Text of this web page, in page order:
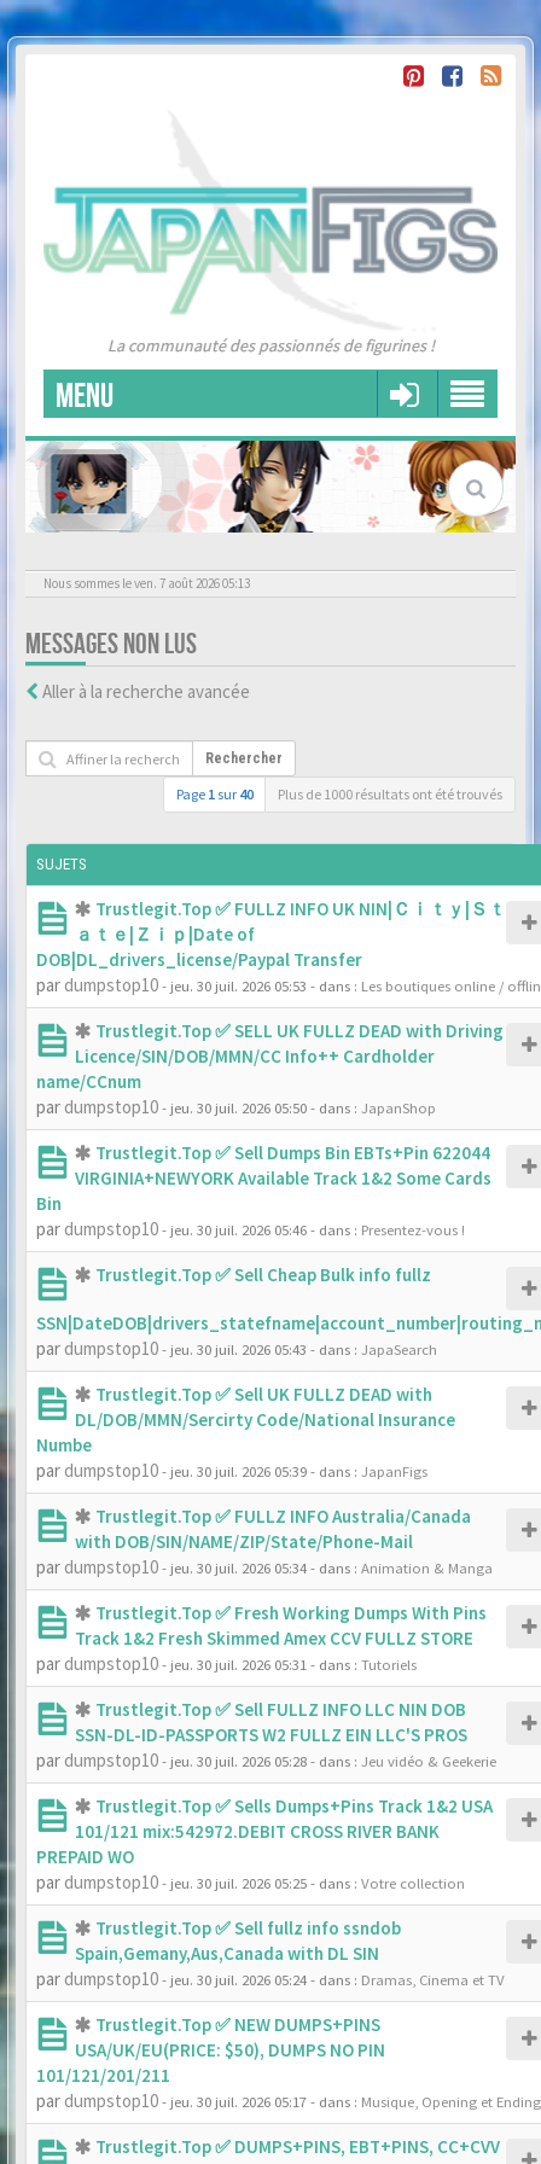
La communauté des passionnés de figurines !
MENU
Nous sommes le ven. 7 août 2026 05:13
MESSAGES NON LUS
Aller à la recherche avancée
Rechercher
Page 1 sur 40 Plus de 1000 résultats ont été trouvés
SUJETS
Trustlegit.Top ✅ FULLZ INFO UK NIN|Ｃｉｔｙ|Ｓｔ
ａｔｅ|Ｚｉｐ|Date of
DOB|DL_drivers_license/Paypal Transfer
par dumpstop10- jeu. 30 juil. 2026 05:53 - dans : Les boutiques online /
Trustlegit.Top ✅ SELL UK FULLZ DEAD with Driving
Licence/SIN/DOB/MMN/CC Info++ Cardholder
name/CCnum
par dumpstop10- jeu. 30 juil. 2026 05:50- dans : JapanShop
Trustlegit.Top ✅ Sell Dumps Bin EBTs+Pin 622044
VIRGINIA+NEWYORK Available Track 1&2 Some Cards
Bin
par dumpstop10- jeu. 30 juil. 2026 05:46- dans : Presentez-vous !
Trustlegit.Top ✅ Sell Cheap Bulk info fullz
par dumpstop10- jeu. 30 juil. 2026 05:43 - dans : JapaSearch
Trustlegit.Top ✅ Sell UK FULLZ DEAD with
DL/DOB/MMN/Sercirty Code/National Insurance
Numbe
par dumpstop10- jeu. 30 juil. 2026 05:39- dans : JapanFigs
Trustlegit.Top ✅ FULLZ INFO Australia/Canada
with DOB/SIN/NAME/ZIP/State/Phone-Mail
par dumpstop10- jeu. 30 juil. 2026 05:34- dans : Animation & Manga
Trustlegit.Top ✅ Fresh Working Dumps With Pins
Track 1&2 Fresh Skimmed Amex CCV FULLZ STORE
par dumpstop10- jeu. 30 juil. 2026 05:31 - dans : Tutoriels
Trustlegit.Top ✅ Sell FULLZ INFO LLC NIN DOB
SSN-DL-ID-PASSPORTS W2 FULLZ EIN LLC'S PROS
par dumpstop10- jeu. 30 juil. 2026 05:28- dans : Jeu vidéo & Geekerie
Trustlegit.Top ✅ Sells Dumps+Pins Track 1&2 USA
101/121 mix:542972.DEBIT CROSS RIVER BANK
PREPAID WO
par dumpstop10- jeu. 30 juil. 2026 05:25- dans : Votre collection
Trustlegit.Top ✅ Sell fullz info ssndob
Spain,Gemany,Aus,Canada with DL SIN
par dumpstop10- jeu. 30 juil. 2026 05:24- dans : Dramas, Cinema et TV
Trustlegit.Top ✅ NEW DUMPS+PINS
USA/UK/EU(PRICE: $50), DUMPS NO PIN
101/121/201/211
par dumpstop10- jeu. 30 juil. 2026 05:17- dans : Musique, Opening et Ending
Trustlegit.Top ✅ DUMPS+PINS, EBT+PINS, CC+CVV